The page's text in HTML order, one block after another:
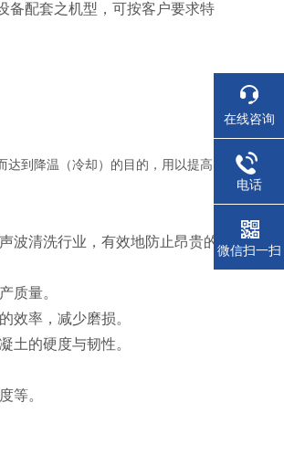
备配套之机型，可按客户要求特
达到降温（冷却）的目的，用以提高
波清洗行业，有效地防止昂贵的
质量。
效率，减少磨损。
土的硬度与韧性。
等。
在线咨询
电话
微信扫一扫